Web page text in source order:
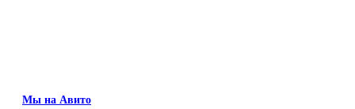
Мы на Авито